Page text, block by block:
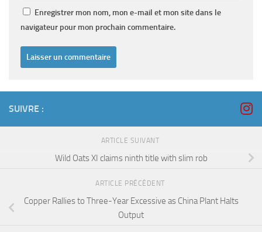
Enregistrer mon nom, mon e-mail et mon site dans le
navigateur pour mon prochain commentaire.
SUIVRE :
ARTICLE SUIVANT
Wild Oats XI claims ninth title with slim rob
ARTICLE PRÉCÉDENT
Copper Rallies to Three-Year Excessive as China Plant Halts
Output